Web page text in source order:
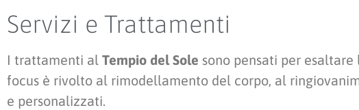
Servizi e Trattamenti
I trattamenti al Tempio del Sole sono pensati per esaltare
focus è rivolto al rimodellamento del corpo, al
e personalizzati.